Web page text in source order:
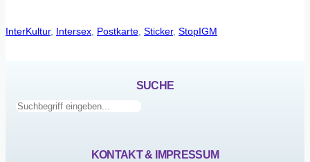
InterKultur, Intersex, Postkarte, Sticker, StopIGM
SUCHE
Suchen
KONTAKT & IMPRESSUM